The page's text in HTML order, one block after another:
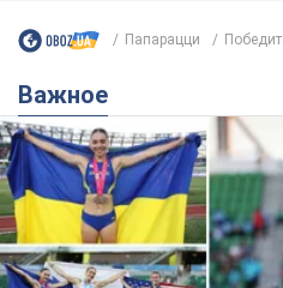
Папарацци
Важное